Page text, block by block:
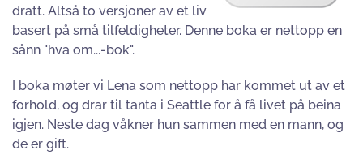
dratt. Altså to versjoner av et liv
basert på små tilfeldigheter. Denne boka er nettopp en
sånn "hva om...-bok".
I boka møter vi Lena som nettopp har kommet ut av et
forhold, og drar til tanta i Seattle for å få livet på beina
igjen. Neste dag våkner hun sammen med en mann, og
de er gift.